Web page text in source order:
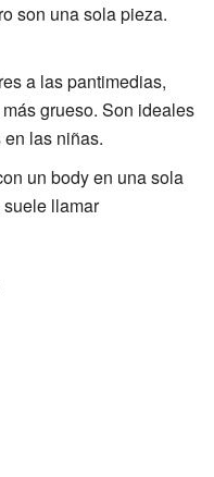
son una sola pieza.
a las pantimedias,
grueso. Son ideales
las niñas.
un body en una sola
llamar